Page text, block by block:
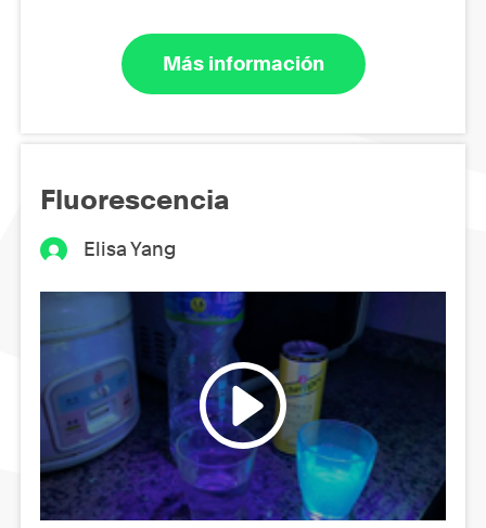
Más información
Fluorescencia
Elisa Yang